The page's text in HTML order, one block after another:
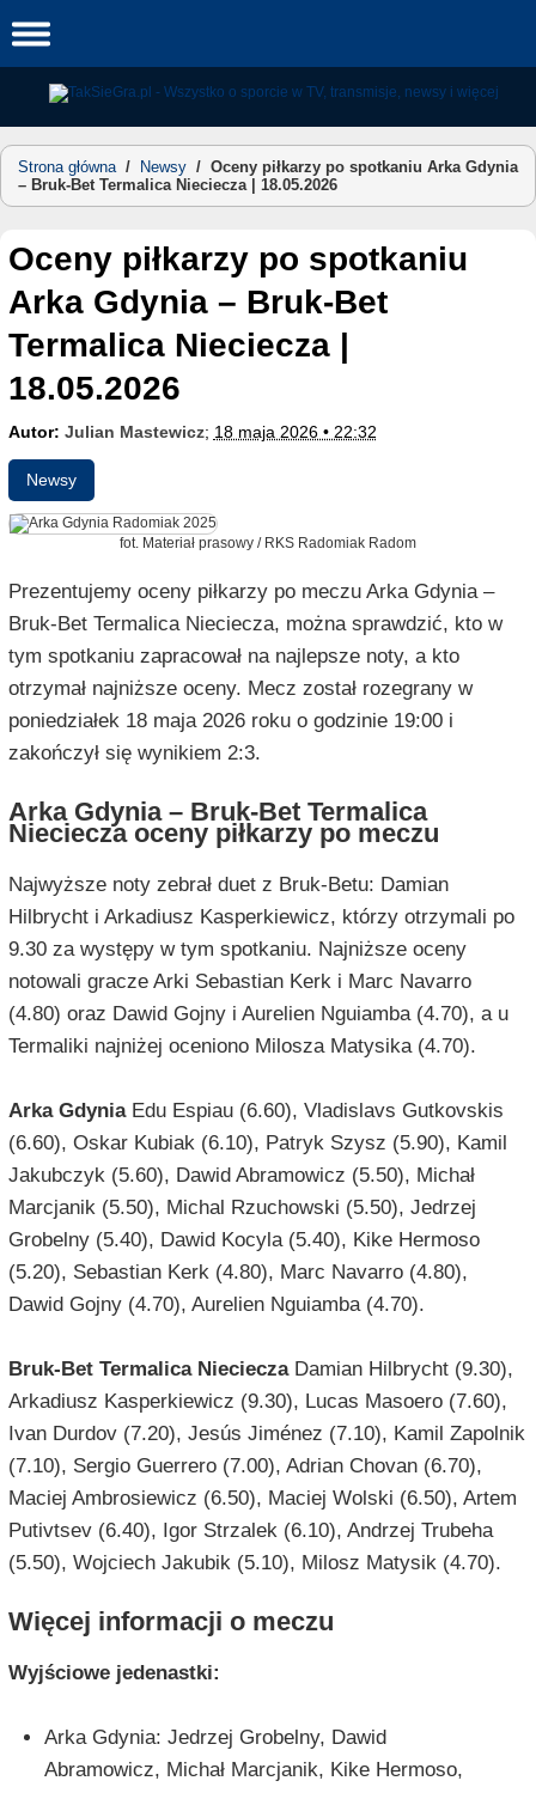
to
Strona główna/ Newsy / Oceny piłkarzy po spotkaniu Arka Gdynia
– Bruk-Bet Termalica Nieciecza | 18.05.2026
Oceny piłkarzy po spotkaniu
Arka Gdynia – Bruk-Bet
Termalica Nieciecza |
18.05.2026
Autor: Julian Mastewicz; 18 maja 2026 • 22:32
Newsy
fot. Materiał prasowy / RKS Radomiak Radom
Prezentujemy oceny piłkarzy po meczu Arka Gdynia –
Bruk-Bet Termalica Nieciecza, można sprawdzić, kto w
tym spotkaniu zapracował na najlepsze noty, a kto
otrzymał najniższe oceny. Mecz został rozegrany w
poniedziałek 18 maja 2026 roku o godzinie 19:00 i
zakończył się wynikiem 2:3.
Arka Gdynia – Bruk-Bet Termalica
Nieciecza oceny piłkarzy po meczu
Najwyższe noty zebrał duet z Bruk-Betu: Damian
Hilbrycht i Arkadiusz Kasperkiewicz, którzy otrzymali po
9.30 za występy w tym spotkaniu. Najniższe oceny
notowali gracze Arki Sebastian Kerk i Marc Navarro
(4.80) oraz Dawid Gojny i Aurelien Nguiamba (4.70), a u
Termaliki najniżej oceniono Milosza Matysika (4.70).
Arka GdyniaEdu Espiau (6.60), Vladislavs Gutkovskis
(6.60), Oskar Kubiak (6.10), Patryk Szysz (5.90), Kamil
Jakubczyk (5.60), Dawid Abramowicz (5.50), Michał
Marcjanik (5.50), Michal Rzuchowski (5.50), Jedrzej
Grobelny (5.40), Dawid Kocyla (5.40), Kike Hermoso
(5.20), Sebastian Kerk (4.80), Marc Navarro (4.80),
Dawid Gojny (4.70), Aurelien Nguiamba (4.70).
Bruk-Bet Termalica NiecieczaDamian Hilbrycht (9.30),
Arkadiusz Kasperkiewicz (9.30), Lucas Masoero (7.60),
Ivan Durdov (7.20), Jesús Jiménez (7.10), Kamil Zapolnik
(7.10), Sergio Guerrero (7.00), Adrian Chovan (6.70),
Maciej Ambrosiewicz (6.50), Maciej Wolski (6.50), Artem
Putivtsev (6.40), Igor Strzalek (6.10), Andrzej Trubeha
(5.50), Wojciech Jakubik (5.10), Milosz Matysik (4.70).
Więcej informacji o meczu
Wyjściowe jedenastki:
Arka Gdynia: Jedrzej Grobelny, Dawid
Abramowicz, Michał Marcjanik, Kike Hermoso,